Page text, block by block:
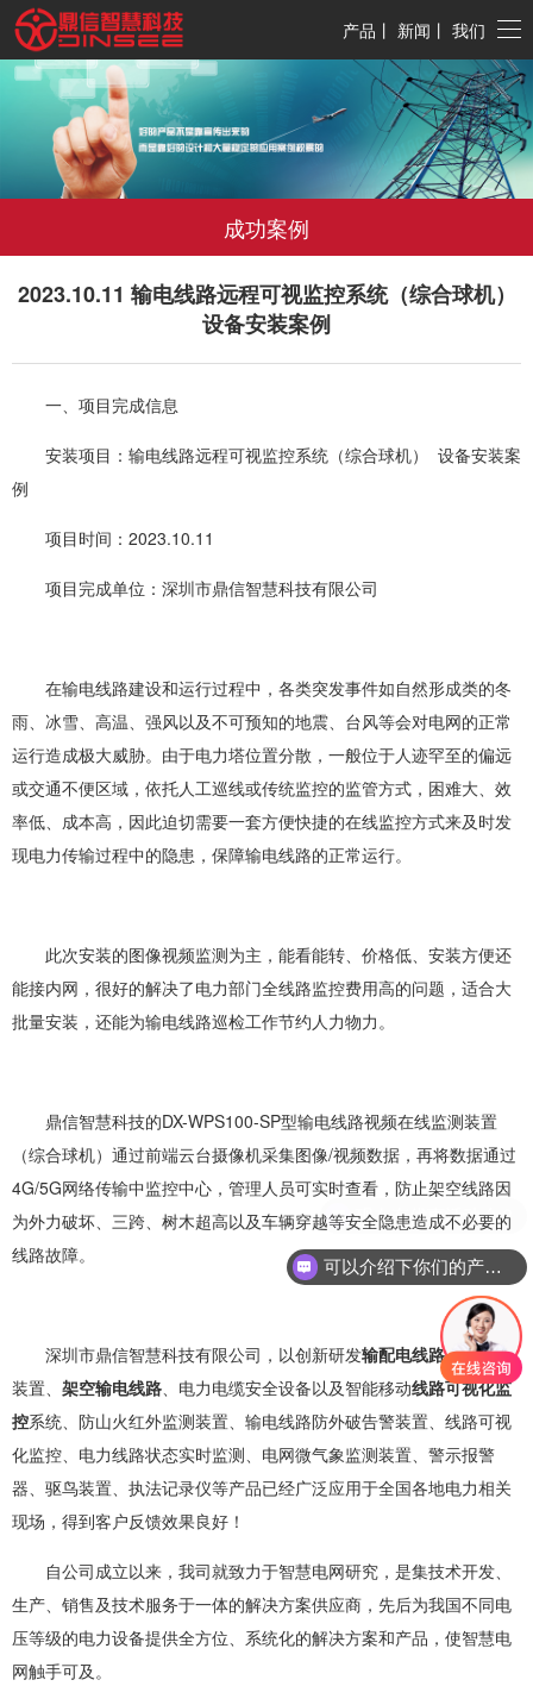
产品 丨 新闻 丨 我们
成功案例
2023.10.11 输电线路远程可视监控系统（综合球机）
设备安装案例
一、项目完成信息
安装项目：输电线路远程可视监控系统（综合球机） 设备安装案
例
项目时间：2023.10.11
项目完成单位：深圳市鼎信智慧科技有限公司
在输电线路建设和运行过程中，各类突发事件如自然形成类的冬
雨、冰雪、高温、强风以及不可预知的地震、台风等会对电网的正常
运行造成极大威胁。由于电力塔位置分散，一般位于人迹罕至的偏远
或交通不便区域，依托人工巡线或传统监控的监管方式，困难大、效
率低、成本高，因此迫切需要一套方便快捷的在线监控方式来及时发
现电力传输过程中的隐患，保障输电线路的正常运行。
此次安装的图像视频监测为主，能看能转、价格低、安装方便还
能接内网，很好的解决了电力部门全线路监控费用高的问题，适合大
批量安装，还能为输电线路巡检工作节约人力物力。
鼎信智慧科技的DX-WPS100-SP型输电线路视频在线监测装置
（综合球机）通过前端云台摄像机采集图像/视频数据，再将数据通过
4G/5G网络传输中监控中心，管理人员可实时查看，防止架空线路因
为外力破坏、三跨、树木超高以及车辆穿越等安全隐患造成不必要的
线路故障。
深圳市鼎信智慧科技有限公司，以创新研发输配电线路在线监测
装置、 架空输电线路 、电力电缆安全设备以及智能移动线路可视化监
控系统、防山火红外监测装置、输电线路防外破告警装置、线路可视
化监控、电力线路状态实时监测、电网微气象监测装置、警示报警
器、驱鸟装置、执法记录仪等产品已经广泛应用于全国各地电力相关
现场，得到客户反馈效果良好！
自公司成立以来，我司就致力于智慧电网研究，是集技术开发、
生产、销售及技术服务于一体的解决方案供应商，先后为我国不同电
压等级的电力设备提供全方位、系统化的解决方案和产品，使智慧电
网触手可及。
可以介绍下你们的产品么？